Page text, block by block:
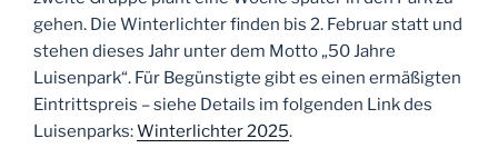
gehen. Die Winterlichter finden bis 2. Februar statt und
stehen dieses Jahr unter dem Motto „50 Jahre
Luisenpark“. Für Begünstigte gibt es einen ermäßigten
Eintrittspreis – siehe Details im folgenden Link des
Luisenparks:Winterlichter 2025.